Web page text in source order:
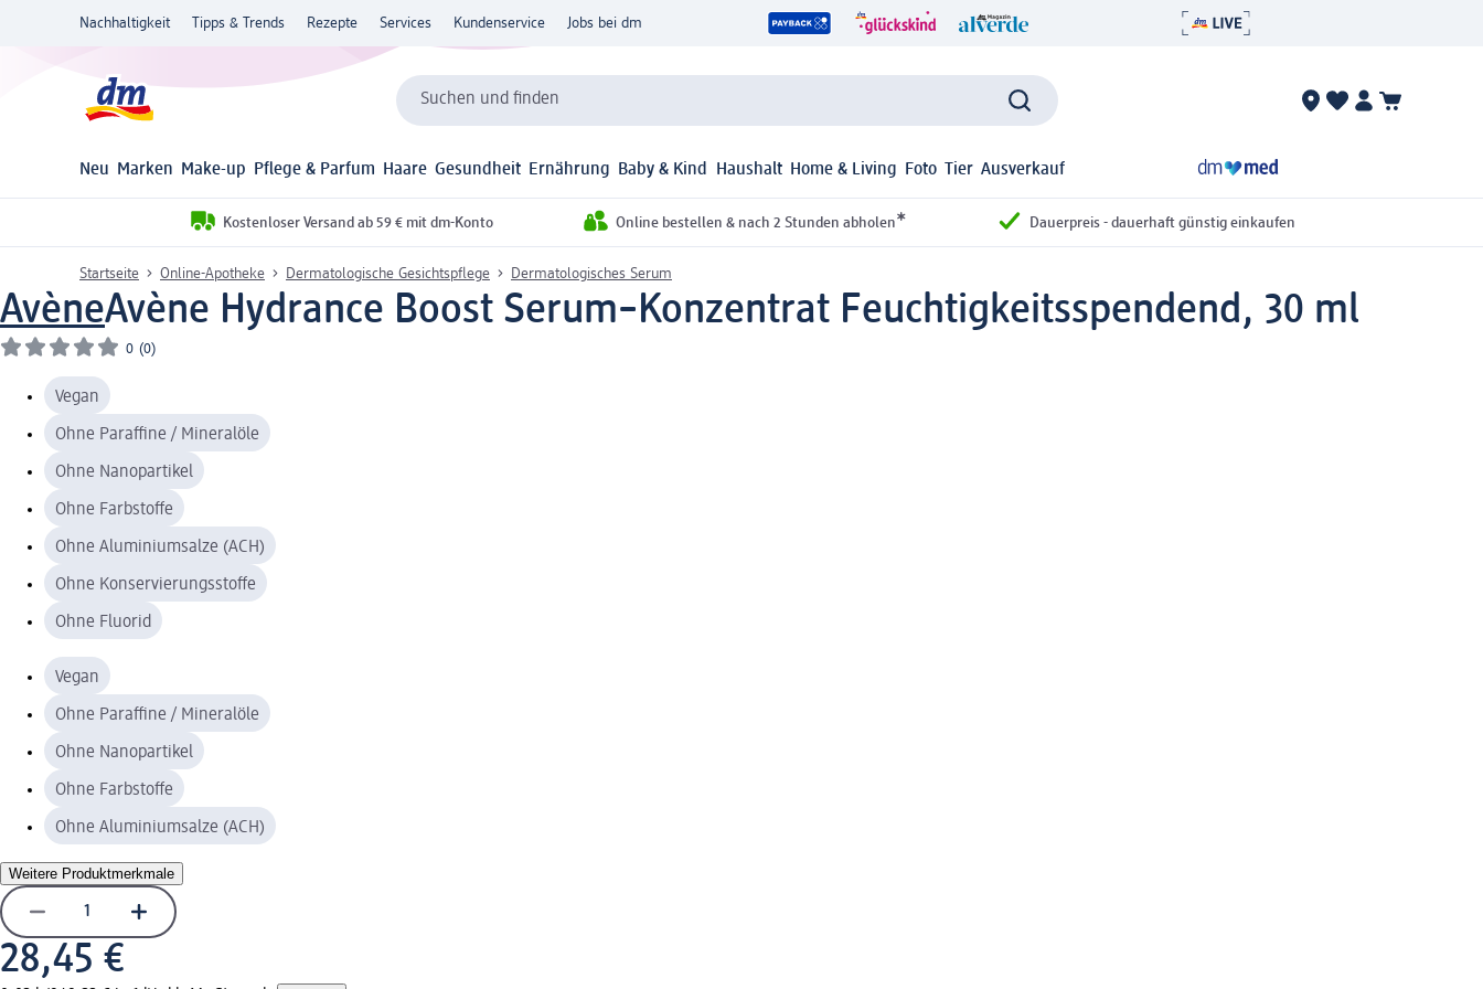
Nachhaltigkeit Tipps & Trends Rezepte Services Kundenservice Jobs bei dm
Suchen und finden
Neu Marken Make-up Pflege & Parfum Haare Gesundheit Ernährung Baby & Kind Haushalt Home & Living Foto Tier Ausverkauf
Kostenloser Versand ab 59 € mit dm-Konto Online bestellen & nach 2 Stunden abholen* Dauerpreis - dauerhaft günstig einkaufen
Startseite Online-Apotheke Dermatologische Gesichtspflege Dermatologisches Serum
AvèneAvène Hydrance Boost Serum–Konzentrat Feuchtigkeitsspendend, 30 ml
0 (0)
Vegan
Ohne Paraffine / Mineralöle
Ohne Nanopartikel
Ohne Farbstoffe
Ohne Aluminiumsalze (ACH)
Ohne Konservierungsstoffe
Ohne Fluorid
Vegan
Ohne Paraffine / Mineralöle
Ohne Nanopartikel
Ohne Farbstoffe
Ohne Aluminiumsalze (ACH)
Weitere Produktmerkmale
28,45 €